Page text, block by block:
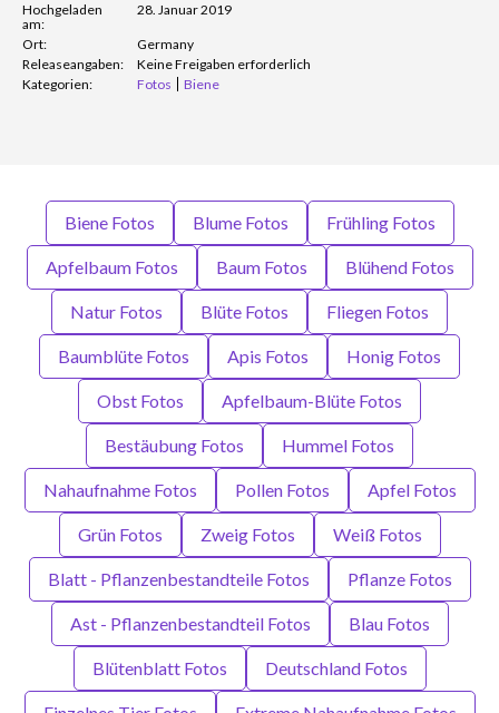
Hochgeladen
am:
28. Januar 2019
Ort:
Germany
Releaseangaben:
Keine Freigaben erforderlich
Kategorien:
Fotos Biene
Biene Fotos Blume Fotos Frühling Fotos
Apfelbaum Fotos Baum Fotos Blühend Fotos
Natur Fotos Blüte Fotos Fliegen Fotos
Baumblüte Fotos Apis Fotos Honig Fotos
Obst Fotos Apfelbaum-Blüte Fotos
Bestäubung Fotos Hummel Fotos
Nahaufnahme Fotos Pollen Fotos Apfel Fotos
Grün Fotos Zweig Fotos Weiß Fotos
Blatt - Pflanzenbestandteile Fotos Pflanze Fotos
Ast - Pflanzenbestandteil Fotos Blau Fotos
Blütenblatt Fotos Deutschland Fotos